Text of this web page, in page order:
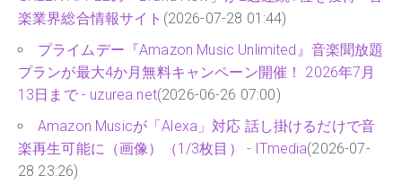
楽業界総合情報サイト (2026-07-28 01:44)
プライムデー『Amazon Music Unlimited』音楽聞放題
プランが最大4か月無料キャンペーン開催！ 2026年7月
13日まで - uzurea.net(2026-06-26 07:00)
Amazon Musicが「Alexa」対応 話し掛けるだけで音
楽再生可能に（画像）（1/3枚目） - ITmedia(2026-07-
28 23:26)